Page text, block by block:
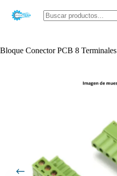
contenido
Bloque Conector PCB 8 Terminales